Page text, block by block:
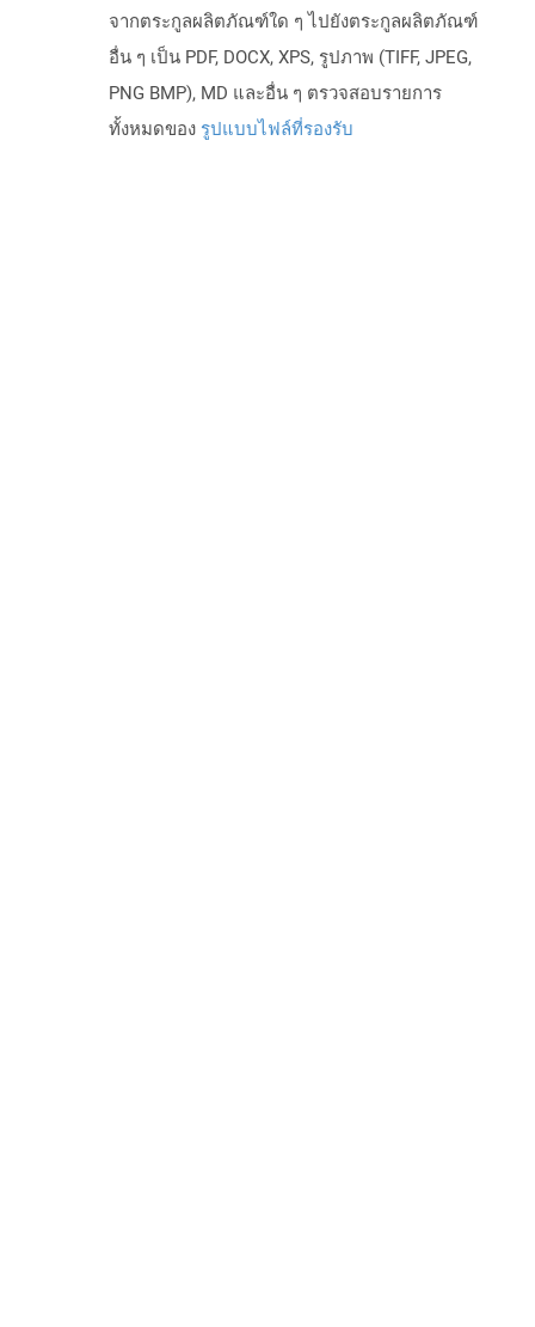
จากตระกูลผลิตภัณฑ์ใด ๆ ไปยังตระกูลผลิตภัณฑ์
อื่น ๆ เป็น PDF, DOCX, XPS, รูปภาพ (TIFF, JPEG,
PNG BMP), MD และอื่น ๆ ตรวจสอบรายการ
ทั้งหมดของ รูปแบบไฟล์ที่รองรับ